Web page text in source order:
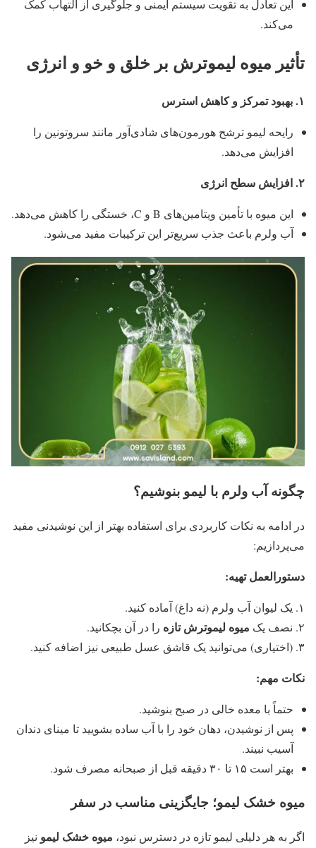
این تعادل به تقویت سیستم ایمنی و جلوگیری از التهاب کمک
می‌کند.
تأثیر میوه لیموترش بر خلق و خو و انرژی
۱.بهبود تمرکز و کاهش استرس
رایحه لیمو ترشح هورمون‌های شادی‌آور مانند سروتونین را
افزایش می‌دهد.
۲.افزایش سطح انرژی
این میوه با تأمین ویتامین‌های B و C، خستگی را کاهش می‌دهد.
آب ولرم باعث جذب سریع‌تر این ترکیبات مفید می‌شود.
چگونه آب ولرم با لیمو بنوشیم؟
در ادامه به نکات کاربردی برای استفاده بهتر از این نوشیدنی مفید
می‌پردازیم:
دستورالعمل تهیه:
۱. یک لیوان آب ولرم (نه داغ) آماده کنید.
۲. نصف یک
میوه لیموترش تازه را در آن بچکانید.
۳. (اختیاری) می‌توانید یک قاشق عسل طبیعی نیز اضافه کنید.
نکات مهم:
حتماً با معده خالی در صبح بنوشید.
پس از نوشیدن، دهان خود را با آب ساده بشویید تا مینای دندان
آسیب نبیند.
بهتر است ۱۵ تا ۳۰ دقیقه قبل از صبحانه مصرف شود.
میوه خشک لیمو؛ جایگزینی مناسب در سفر
اگر به هر دلیلی لیمو تازه در دسترس نبود، میوه خشک لیمو نیز